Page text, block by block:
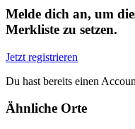
Melde dich an, um
Merkliste zu setzen.
Jetzt registrieren
Du hast bereits einen
Ähnliche Orte